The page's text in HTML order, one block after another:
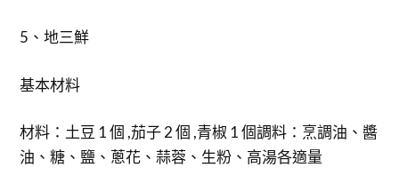
5、地三鮮
基本材料
材料：土豆 1 個 ,茄子 2 個 ,青椒 1 個調料：烹調油、醬
油、糖、鹽、蔥花、蒜蓉、生粉、高湯各適量